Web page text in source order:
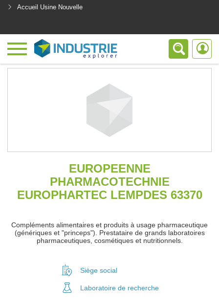
Accueil Usine Nouvelle
EUROPEENNE
PHARMACOTECHNIE
EUROPHARTEC LEMPDES 63370
Compléments alimentaires et produits à usage pharmaceutique
(génériques et "princeps"). Prestataire de grands laboratoires
pharmaceutiques, cosmétiques et nutritionnels.
Siège social
Laboratoire de recherche